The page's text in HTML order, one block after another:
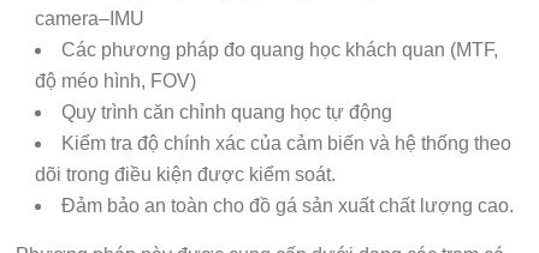
camera–IMU
Các phương pháp đo quang học khách quan (MTF,
độ méo hình, FOV)
Quy trình căn chỉnh quang học tự động
Kiểm tra độ chính xác của cảm biến và hệ thống theo
dõi trong điều kiện được kiểm soát.
Đảm bảo an toàn cho đồ gá sản xuất chất lượng cao.